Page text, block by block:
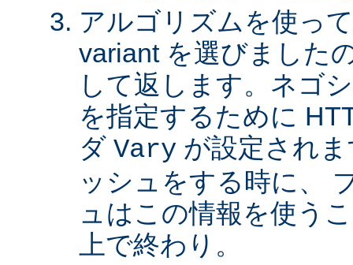
アルゴリズムを使っ
variant を選びました
して返します。ネゴ
を指定するために
ダ Vary が設定され
ッシュをする時に、
ュはこの情報を使う
上で終わり。